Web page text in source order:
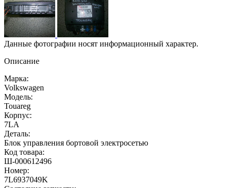
Данные фотографии носят информационный характер.
Описание
Марка:
Volkswagen
Модель:
Touareg
Корпус:
7LA
Деталь:
Блок управления бортовой электросетью
Код товара:
Ш-000612496
Номер:
7L6937049K